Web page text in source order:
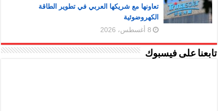
تعاونها مع شريكها العربي في تطوير الطاقة
الكهروضوئية
8 أغسطس، 2026
تابعنا على فيسبوك